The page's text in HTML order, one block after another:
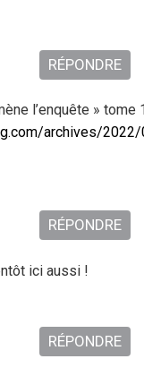
l’enquête » tome
archives/
RÉPONDRE
ici aussi !
RÉPONDRE
RÉPONDRE